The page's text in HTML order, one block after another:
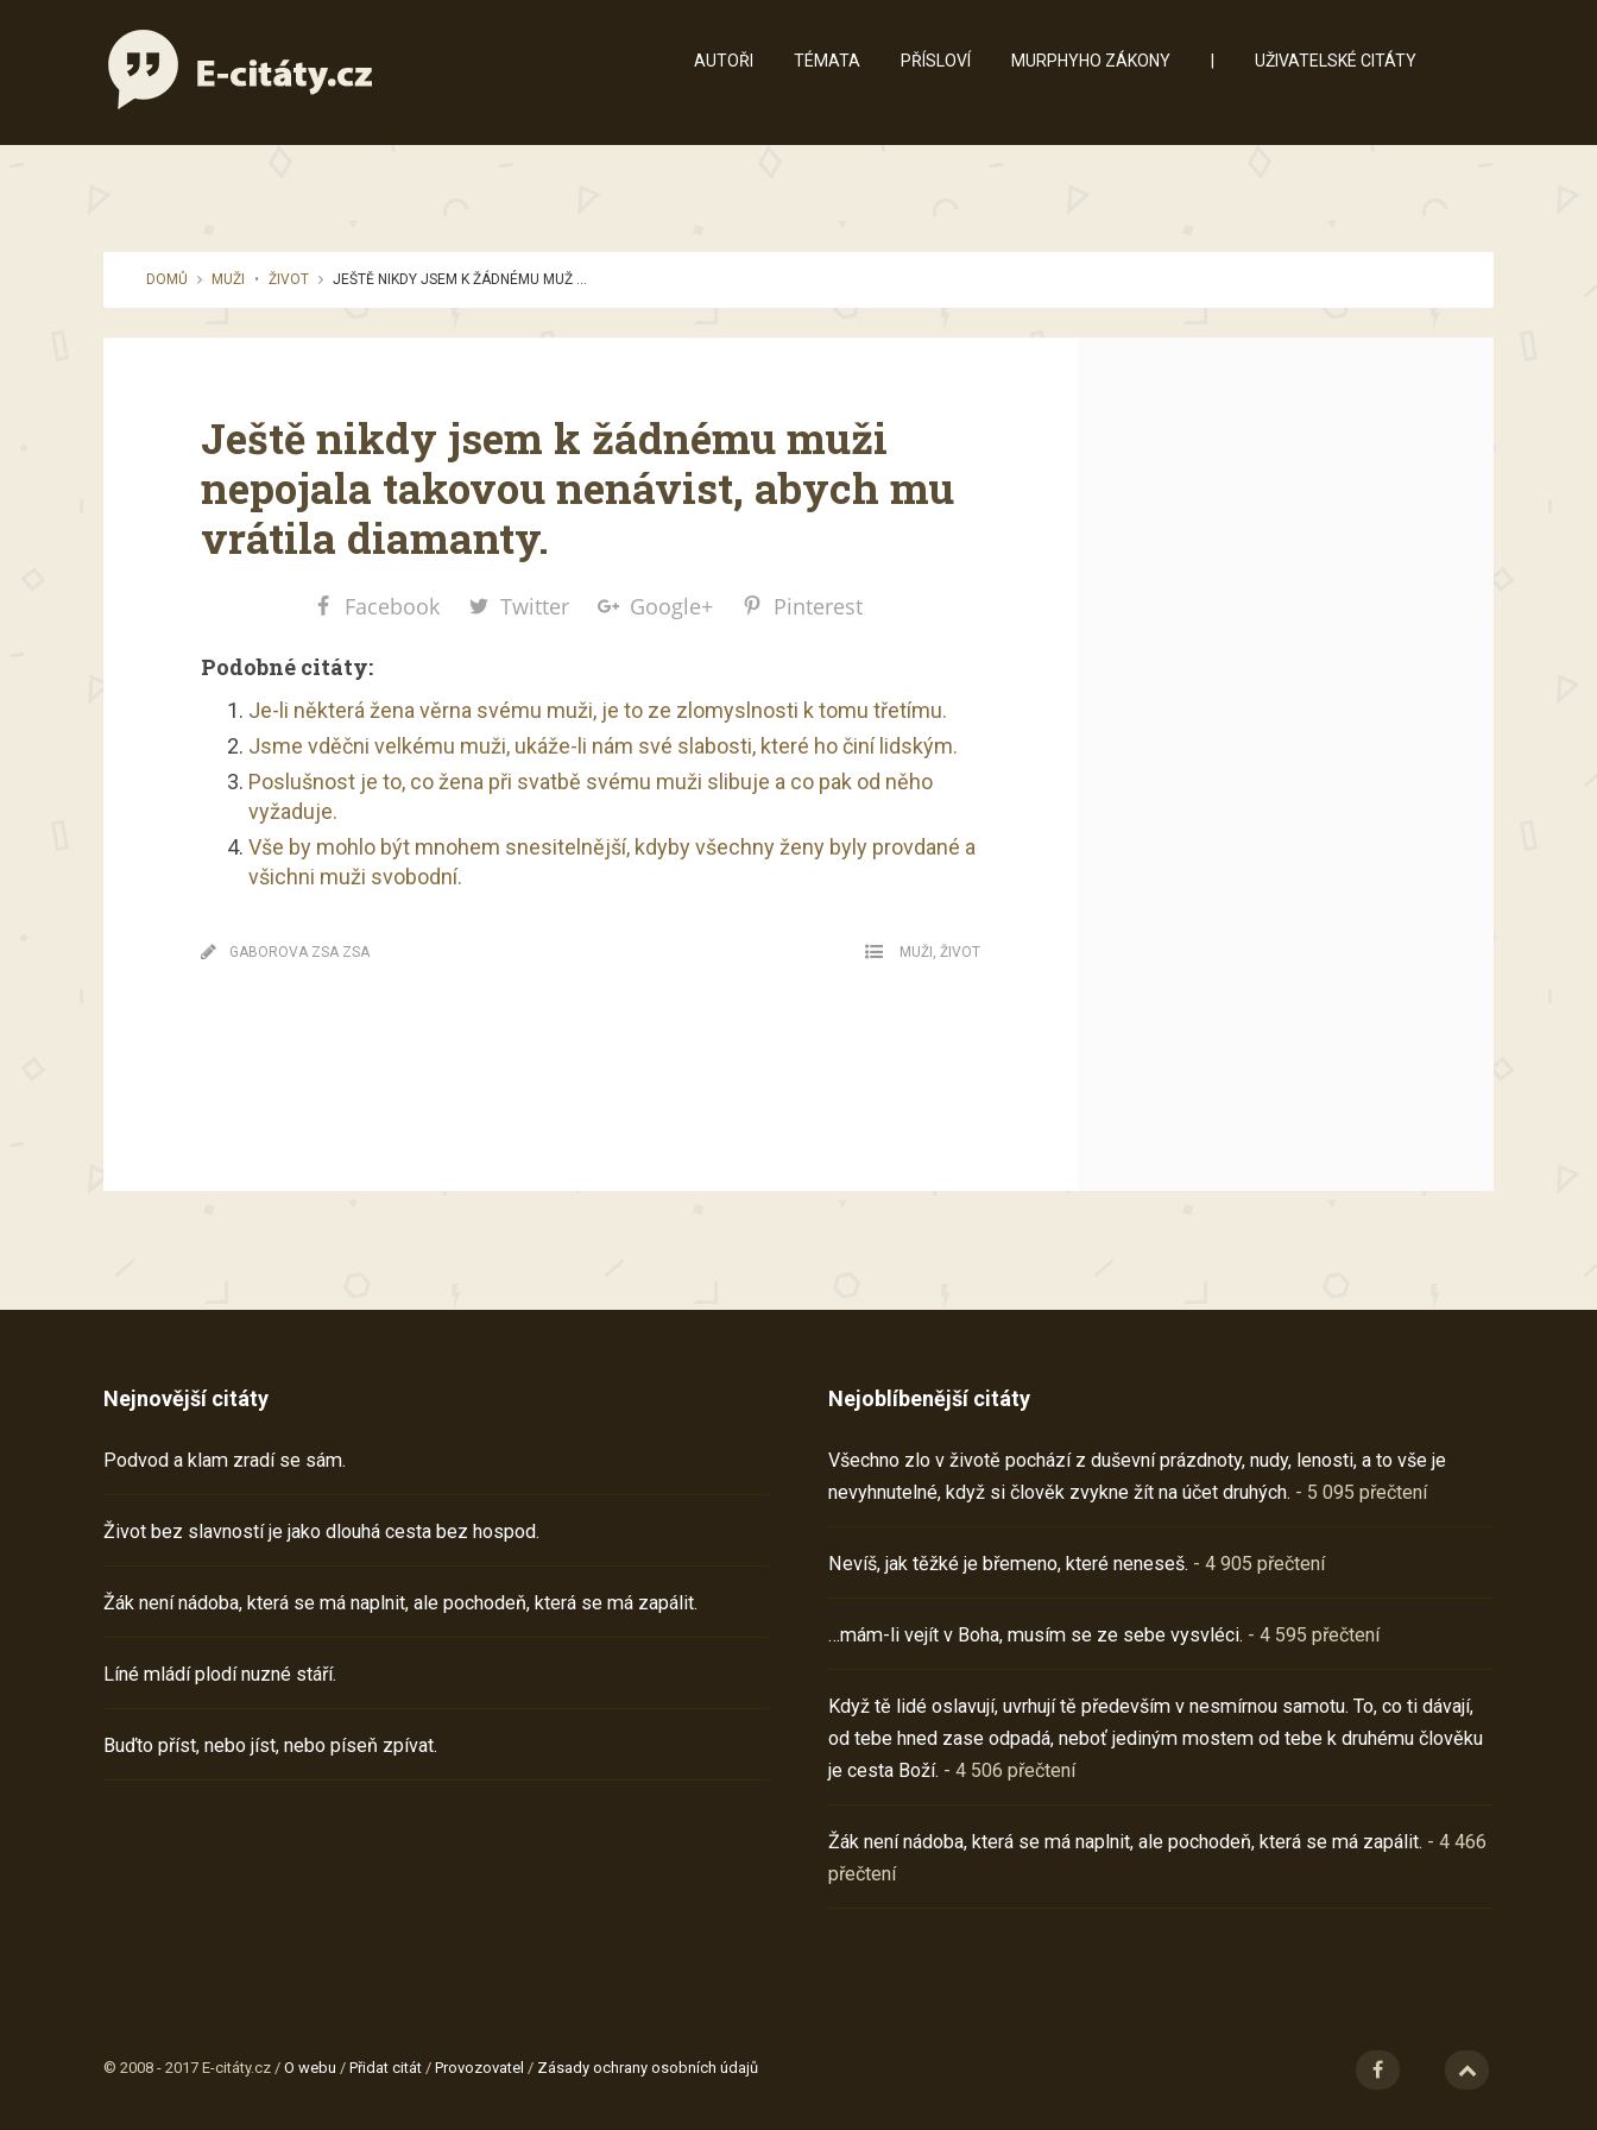
AUTOŘI TÉMATA PŘÍSLOVÍ MURPHYHO ZÁKONY UŽIVATELSKÉ CITÁTY
DOMŮ MUŽI • ŽIVOT JEŠTĚ NIKDY JSEM K ŽÁDNÉMU MUŽ ...
Ještě nikdy jsem k žádnému muži
nepojala takovou nenávist, abych mu
vrátila diamanty.
Facebook Twitter Google+ Pinterest
Podobné citáty:
Je-li některá žena věrna svému muži, je to ze zlomyslnosti k tomu třetímu.
Jsme vděčni velkému muži, ukáže-li nám své slabosti, které ho činí lidským.
Poslušnost je to, co žena při svatbě svému muži slibuje a co pak od něho
vyžaduje.
Vše by mohlo být mnohem snesitelnější, kdyby všechny ženy byly provdané a
všichni muži svobodní.
GABOROVA ZSA ZSA MUŽI , ŽIVOT
Nejnovější citáty
Podvod a klam zradí se sám.
Život bez slavností je jako dlouhá cesta bez hospod.
Žák není nádoba, která se má naplnit, ale pochodeň, která se má zapálit.
Líné mládí plodí nuzné stáří.
Buďto příst, nebo jíst, nebo píseň zpívat.
Nejoblíbenější citáty
Všechno zlo v životě pochází z duševní prázdnoty, nudy, lenosti, a to vše je
nevyhnutelné, když si člověk zvykne žít na účet druhých. - 5 095 přečtení
Nevíš, jak těžké je břemeno, které neneseš. - 4 905 přečtení
…mám-li vejít v Boha, musím se ze sebe vysvléci. - 4 595 přečtení
Když tě lidé oslavují, uvrhují tě především v nesmírnou samotu. To, co ti dávají,
od tebe hned zase odpadá, neboť jediným mostem od tebe k druhému člověku
je cesta Boží. - 4 506 přečtení
Žák není nádoba, která se má naplnit, ale pochodeň, která se má zapálit. - 4 466
přečtení
© 2008 - 2017 E-citáty.cz / O webu / Přidat citát / Provozovatel / Zásady ochrany osobních údajů